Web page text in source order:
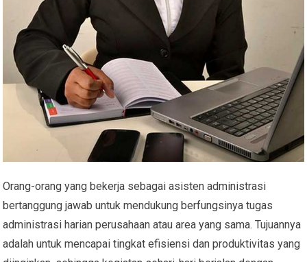
Orang-orang yang bekerja sebagai asisten administrasi
bertanggung jawab untuk mendukung berfungsinya tugas
administrasi harian perusahaan atau area yang sama. Tujuannya
adalah untuk mencapai tingkat efisiensi dan produktivitas yang